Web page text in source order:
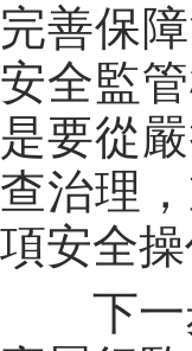
完善保
安全監
是要從
查治理
項安全
下